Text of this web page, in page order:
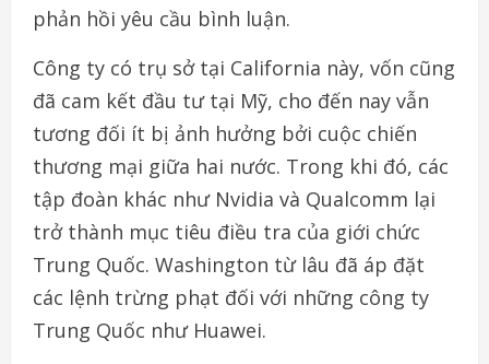
phản hồi yêu cầu bình luận.
Công ty có trụ sở tại California này, vốn cũng
đã cam kết đầu tư tại Mỹ, cho đến nay vẫn
tương đối ít bị ảnh hưởng bởi cuộc chiến
thương mại giữa hai nước. Trong khi đó, các
tập đoàn khác như Nvidia và Qualcomm lại
trở thành mục tiêu điều tra của giới chức
Trung Quốc. Washington từ lâu đã áp đặt
các lệnh trừng phạt đối với những công ty
Trung Quốc như Huawei.